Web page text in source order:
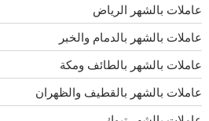
عاملات بالشهر الرياض
عاملات بالشهر بالدمام والخبر
عاملات بالشهر بالطائف ومكة
عاملات بالشهر بالقطيف والظهران